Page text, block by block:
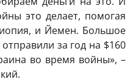
это делает, помогая
и Йемен. Большое
за год на $160
во время войны», –